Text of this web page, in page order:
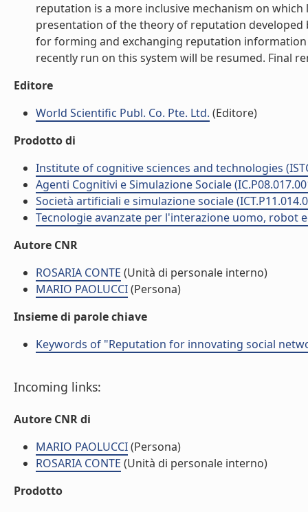
reputation is a more inclusive mechanism on
presentation of the theory of reputation developed
for forming and exchanging reputation
recently run on this system will be resumed. Final
Editore
World Scientific Publ. Co. Pte. Ltd. (Editore)
Prodotto di
Institute of cognitive sciences and technologies
Agenti Cognitivi e Simulazione Sociale
Società artificiali e simulazione sociale
Tecnologie avanzate per l'interazione uomo, robot
Autore CNR
ROSARIA CONTE (Unità di personale interno)
MARIO PAOLUCCI(Persona)
Insieme di parole chiave
Keywords of "Reputation for innovating social
Incoming links:
Autore CNR di
MARIO PAOLUCCI(Persona)
ROSARIA CONTE (Unità di personale interno)
Prodotto